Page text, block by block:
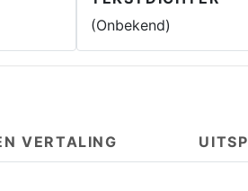
(Onbekend)
VERTALING